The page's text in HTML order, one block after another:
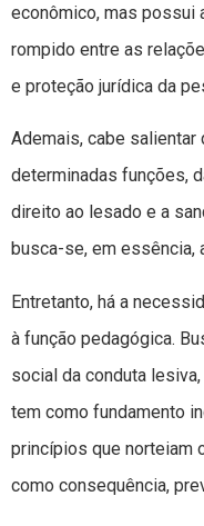
econômico, mas possui
rompido entre as
e proteção jurídica da
Ademais, cabe
determinadas funções,
direito ao lesado e a
busca-se, em essência,
Entretanto, há a
à função pedagógica.
social da conduta
tem como fundamento
princípios que norteiam
como consequência,